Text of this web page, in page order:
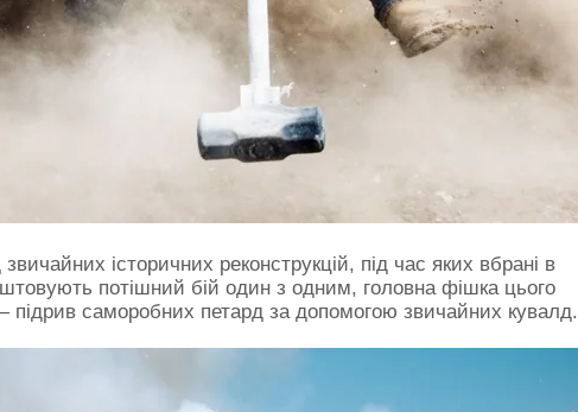
звичайних історичних реконструкцій, під час яких вбрані в
потішний бій один з одним, головна фішка цього
підрив саморобних петард за допомогою звичайних кувалд.